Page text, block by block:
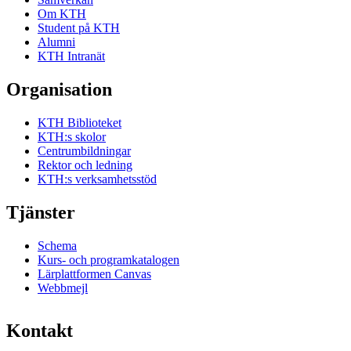
Om KTH
Student på KTH
Alumni
KTH Intranät
Organisation
KTH Biblioteket
KTH:s skolor
Centrumbildningar
Rektor och ledning
KTH:s verksamhetsstöd
Tjänster
Schema
Kurs- och programkatalogen
Lärplattformen Canvas
Webbmejl
Kontakt